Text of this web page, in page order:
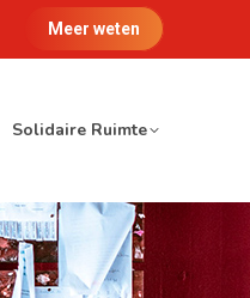
Meer weten
Solidaire Ruimte